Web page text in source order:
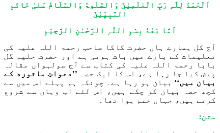
اَلْحَمْدُ لِلّٰہِ رَبِّ الْعٰلَمِیْنَ وَالصَّلٰوۃُ وَالسَّلَامُ عَلیٰ خَاتَمِ
النَّبِیِّیْنَ
اَمَّا بَعْدُ بِسْمِ اللّٰہِ الرَّحْمٰنِ الرَّحِیْمِ
آج کل ہمارے ہاں حضرت کاکا صاحب رحمۃ اللہ علیہ کی
تعلیمات کے بارے میں بات ہوتی ہے اور حضرت حلیم گل
بابا رحمۃ اللہ علیہ کی کتاب سے آج سولہواں مقالہ
پیش کیا جا رہا ہے، اس کا ایک حصہ ’’دعواتِ ماثوره کے
بیان میں‘‘ بیان ہو رہا ہے۔
چونکہ ہم پہلے اس میں سے
کچھ حصہ بیان کر چکے ہیں، اس لئے اب وہاں سے شروع
کرتے ہیں، جہاں ختم ہوا تھا۔
متن: